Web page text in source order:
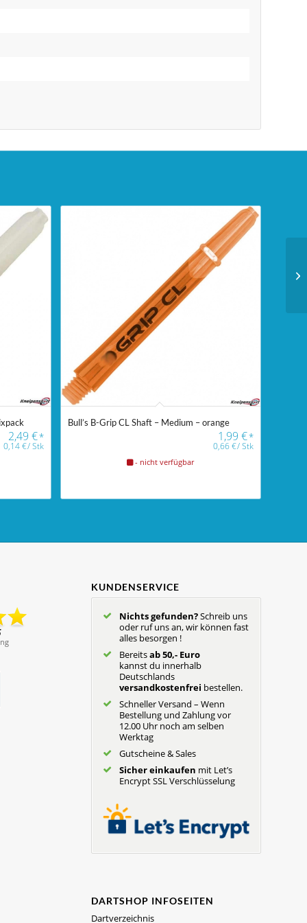
2,49€*
0,14€/Stk
Bull’s B-Grip CL Shaft – Medium – orange
1,99 €*
0,66€/Stk
- nicht verfügbar
KUNDENSERVICE
Nichts gefunden?Schreib uns
oder ruf uns an, wir können fast
alles besorgen !
Bereitsab 50,- Euro
kannst du innerhalb
Deutschlands
versandkostenfrei bestellen.
Schneller Versand – Wenn
Bestellung und Zahlung vor
12.00 Uhr noch am selben
Werktag
Gutscheine & Sales
Sicher einkaufen mit Let’s
Encrypt SSL Verschlüsselung
DARTSHOP INFOSEITEN
Dartverzeichnis